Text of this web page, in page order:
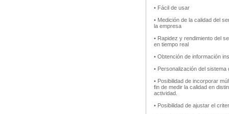
• Fácil de usar
• Medición de la calidad del
la empresa
• Rapidez y rendimiento del
en tiempo real
• Obtención de información
• Personalización del
• Posibilidad de incorporar
fin de medir la calidad en
actividad.
• Posibilidad de ajustar el